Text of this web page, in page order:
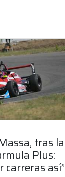
tras la
Plus:
carreras así”